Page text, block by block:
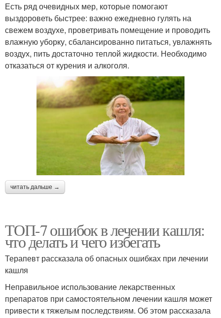
Есть ряд очевидных мер, которые помогают
выздороветь быстрее: важно ежедневно гулять на
свежем воздухе, проветривать помещение и проводить
влажную уборку, сбалансированно питаться, увлажнять
воздух, пить достаточно теплой жидкости. Необходимо
отказаться от курения и алкоголя.
читать дальше →
ТОП-7 ошибок в лечении кашля:
что делать и чего избегать
Терапевт рассказала об опасных ошибках при лечении
кашля
Неправильное использование лекарственных
препаратов при самостоятельном лечении кашля может
привести к тяжелым последствиям. Об этом рассказала